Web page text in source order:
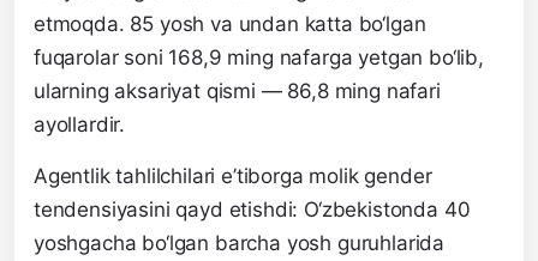
etmoqda. 85 yosh va undan katta bo‘lgan
fuqarolar soni 168,9 ming nafarga yetgan bo‘lib,
ularning aksariyat qismi — 86,8 ming nafari
ayollardir.
Agentlik tahlilchilari e’tiborga molik gender
tendensiyasini qayd etishdi: O‘zbekistonda 40
yoshgacha bo‘lgan barcha yosh guruhlarida